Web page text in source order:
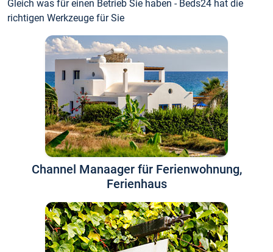
Gleich was für einen Betrieb Sie haben - Beds24 hat die
richtigen Werkzeuge für Sie
Channel Manaager für Ferienwohnung,
Ferienhaus